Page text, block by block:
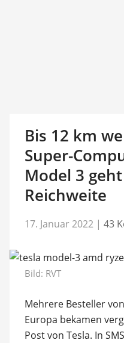
Bis 12 km
Super-
Model 3
Reichweite
17. Januar 2022 | 43
Bild: RVT
Mehrere Besteller
Europa bekamen
Post von Tesla. In